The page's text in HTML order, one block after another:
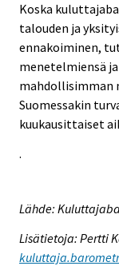
Koska
talouden ja
ennakoiminen,
menetelmiensä
mahdollisimman
Suomessakin
kuukausittaiset
.
Lähde:
Lisätietoja: Pertti